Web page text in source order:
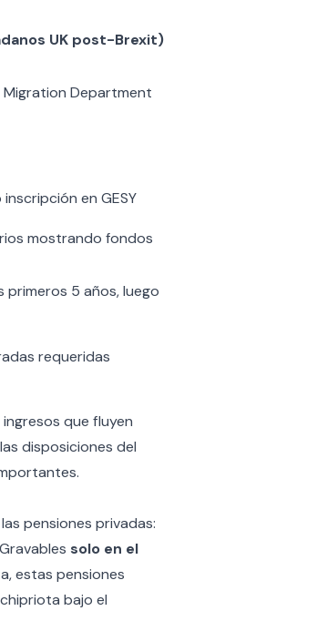
UK post-Brexit)
Migration Department
en GESY
mostrando fondos
primeros 5 años, luego
requeridas
que fluyen
disposiciones del
pensiones privadas:
Gravables solo en el
estas pensiones
bajo el